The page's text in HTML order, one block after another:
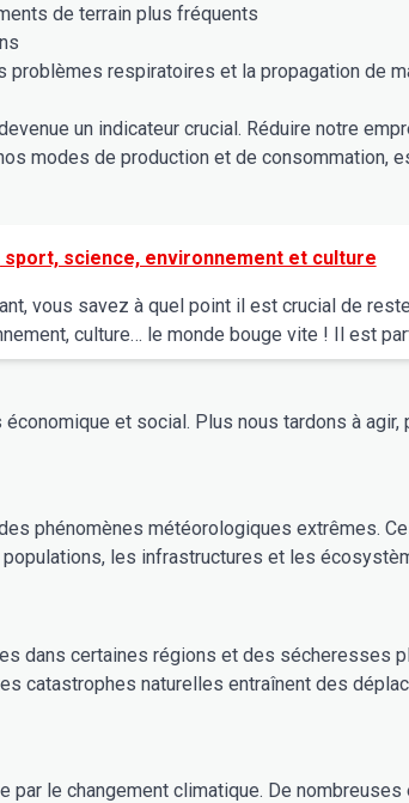
de terrain plus fréquents
problèmes respiratoires et la propagation de
un indicateur crucial. Réduire notre
modes de production et de consommation,
sport, science, environnement et culture
vous savez à quel point il est crucial de
culture… le monde bouge vite ! Il est
et social. Plus nous tardons à
phénomènes météorologiques extrêmes.
les infrastructures et les
dans certaines régions et des sécheresses
catastrophes naturelles entraînent des
par le changement climatique. De